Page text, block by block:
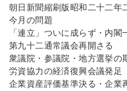
朝日新聞縮刷版昭和二十二年
今月の問題
「連立」ついに成らず・内閣
第九十二通常議会再開さる
衆議院・参議院・地方選挙の
労資協力の経済復興会議発足
企業資産評価基準決る・企業